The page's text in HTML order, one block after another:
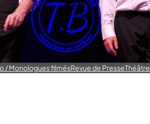
/ Monologues filmésRevue de PresseThéâtre